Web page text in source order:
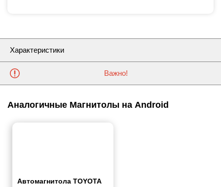
Характеристики
Важно!
Аналогичные Магнитолы на Android
Автомагнитола TOYOTA